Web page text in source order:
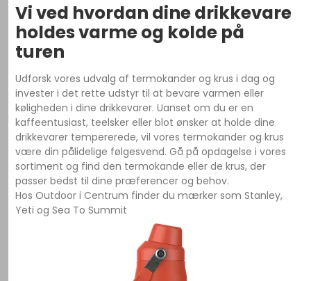
Vi ved hvordan dine drikkevare
holdes varme og kolde på
turen
Udforsk vores udvalg af termokander og krus i dag og
invester i det rette udstyr til at bevare varmen eller
køligheden i dine drikkevarer. Uanset om du er en
kaffeentusiast, teelsker eller blot ønsker at holde dine
drikkevarer tempererede, vil vores termokander og krus
være din pålidelige følgesvend. Gå på opdagelse i vores
sortiment og find den termokande eller de krus, der
passer bedst til dine præferencer og behov.
Hos Outdoor i Centrum finder du mærker som Stanley,
Yeti og Sea To Summit